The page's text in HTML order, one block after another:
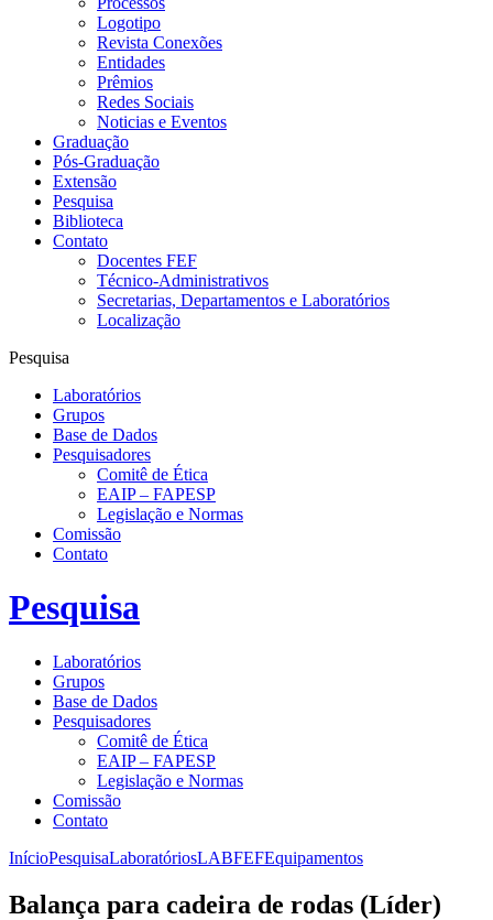
Logotipo
Revista Conexões
Entidades
Prêmios
Redes Sociais
Noticias e Eventos
Graduação
Pós-Graduação
Extensão
Pesquisa
Biblioteca
Contato
Docentes FEF
Técnico-Administrativos
Secretarias, Departamentos e Laboratórios
Localização
Pesquisa
Laboratórios
Grupos
Base de Dados
Pesquisadores
Comitê de Ética
EAIP – FAPESP
Legislação e Normas
Comissão
Contato
Pesquisa
Laboratórios
Grupos
Base de Dados
Pesquisadores
Comitê de Ética
EAIP – FAPESP
Legislação e Normas
Comissão
Contato
InícioPesquisaLaboratóriosLABFEFEquipamentos
Balança para cadeira de rodas (Líder)